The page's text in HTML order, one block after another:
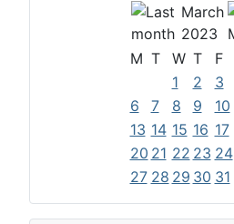
March
2023
M T W T F
1
2 3
6
7 8 9 10
13 14 15 16 17
20 21 22 23 24
27 28 29 30 31